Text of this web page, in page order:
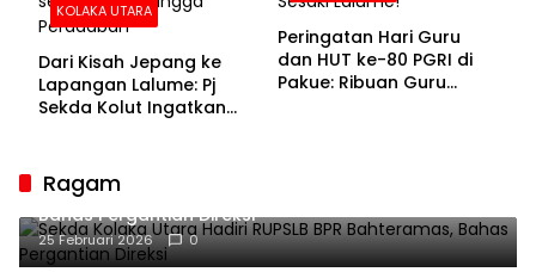
KOLAKA UTARA
Dari Kisah Jepang ke
Lapangan Lalume: Pj
Sekda Kolut Ingatkan
Peringatan Hari Guru
dan HUT ke-80 PGRI di
Pakue: Ribuan Guru
Ragam
Sekda Kolaka Utara Hadiri RUPSLB BPR Bahteramas,
Bahas Pergantian Direksi
25 Februari 2026 0